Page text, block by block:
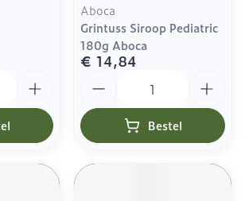
Aboca
Grintuss Siroop Pediatric
180g Aboca
€ 14,84
Bestel